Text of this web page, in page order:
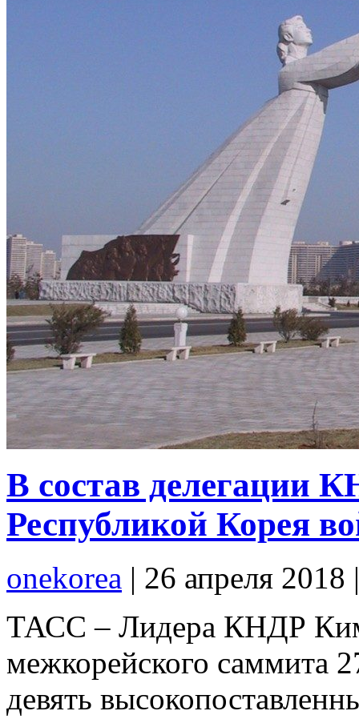
В состав делегации
Республикой Корея
onekorea | 26 апреля 2018
ТАСС – Лидера КНДР
межкорейского саммита
девять